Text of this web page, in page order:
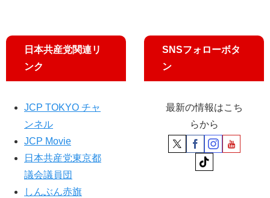
議
ョ
ン
日本共産党関連リ
ンク
JCP TOKYO チャ
ンネル
JCP Movie
日本共産党東京都
議会議員団
しんぶん赤旗
SNSフォローボタ
ン
最新の情報はこち
らから